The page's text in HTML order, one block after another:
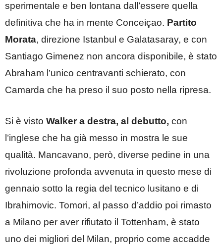
sperimentale e ben lontana dall’essere quella
definitiva che ha in mente Conceiçao. Partito
Morata, direzione Istanbul e Galatasaray, e con
Santiago Gimenez non ancora disponibile, è stato
Abraham l’unico centravanti schierato, con
Camarda che ha preso il suo posto nella ripresa.
Si è visto Walker a destra, al debutto, con
l’inglese che ha già messo in mostra le sue
qualità. Mancavano, però, diverse pedine in una
rivoluzione profonda avvenuta in questo mese di
gennaio sotto la regia del tecnico lusitano e di
Ibrahimovic. Tomori, al passo d’addio poi rimasto
a Milano per aver rifiutato il Tottenham, è stato
uno dei migliori del Milan, proprio come accadde